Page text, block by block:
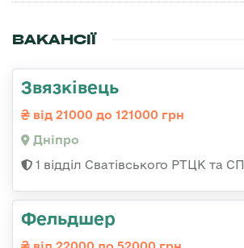
ВАКАНСІЇ
Звязківець
від 21000 до 121000 грн
Дніпро
1 відділ Сватівського РТЦК та СП
Фельдшер